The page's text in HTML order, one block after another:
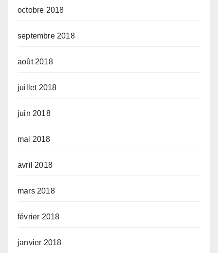
octobre 2018
septembre 2018
août 2018
juillet 2018
juin 2018
mai 2018
avril 2018
mars 2018
février 2018
janvier 2018